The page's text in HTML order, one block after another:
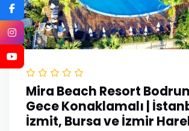
Mira Beach Resort
Gece Konaklamalı |
İzmit, Bursa ve İzmir